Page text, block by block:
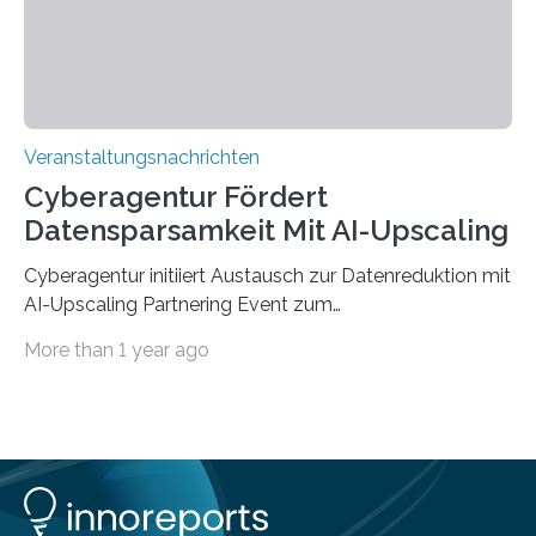
Veranstaltungsnachrichten
Cyberagentur Fördert
Datensparsamkeit Mit AI-Upscaling
Cyberagentur initiiert Austausch zur Datenreduktion mit
AI-Upscaling Partnering Event zum
innovative DatenverarbeitungDie Agentur für
Entwicklung von Technologien zur gezielten
Datenreduktion und Rekonstruktion in schwierigen
More than 1 year ago